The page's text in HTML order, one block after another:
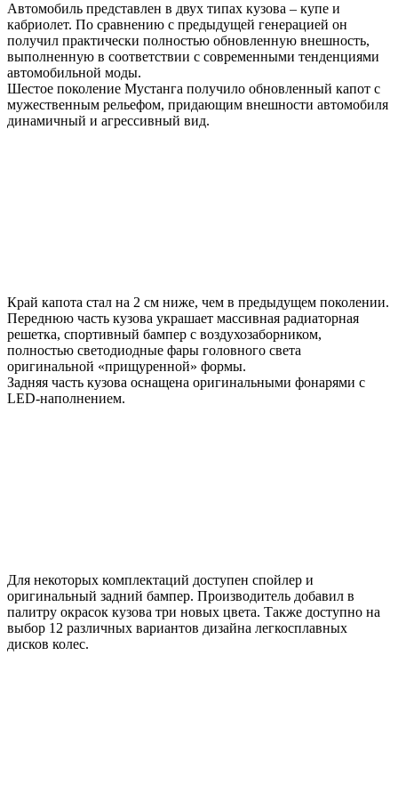
Автомобиль представлен в двух типах кузова – купе и
кабриолет. По сравнению с предыдущей генерацией он
получил практически полностью обновленную внешность,
выполненную в соответствии с современными тенденциями
автомобильной моды.
Шестое поколение Мустанга получило обновленный капот с
мужественным рельефом, придающим внешности автомобиля
динамичный и агрессивный вид.
Край капота стал на 2 см ниже, чем в предыдущем поколении.
Переднюю часть кузова украшает массивная радиаторная
решетка, спортивный бампер с воздухозаборником,
полностью светодиодные фары головного света
оригинальной «прищуренной» формы.
Задняя часть кузова оснащена оригинальными фонарями с
LED-наполнением.
Для некоторых комплектаций доступен спойлер и
оригинальный задний бампер. Производитель добавил в
палитру окрасок кузова три новых цвета. Также доступно на
выбор 12 различных вариантов дизайна легкосплавных
дисков колес.